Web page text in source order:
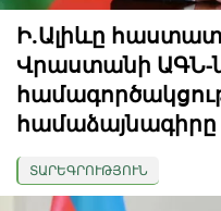
Ի.Ալիևը
Վրաստանի ԱԳՆ-
համաձայնագիրը
ՏԱՐԵԳՐՈՒԹՅՈՒՆ